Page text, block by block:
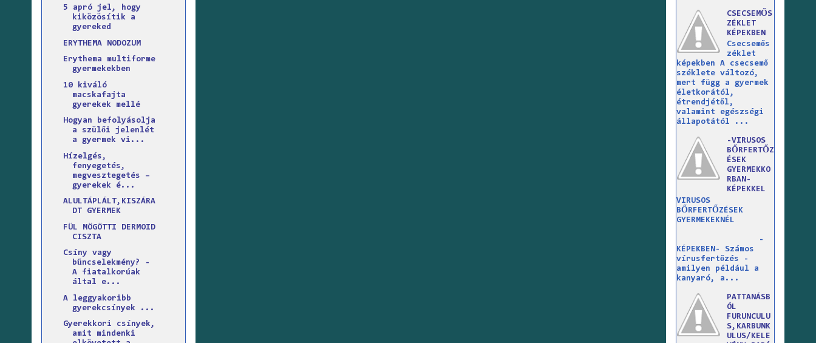
5 apró jel, hogy
kiközösítik a
gyereked
ERYTHEMA NODOZUM
Erythema multiforme
gyermekekben
10 kiváló
macskafajta
gyerekek mellé
Hogyan befolyásolja
a szülői jelenlét
a gyermek vi...
Hízelgés,
fenyegetés,
megvesztegetés –
gyerekek é...
ALULTÁPLÁLT,KISZÁRA
DT GYERMEK
FÜL MÖGÖTTI DERMOID
CISZTA
Csíny vagy
bűncselekmény? -
A fiatalkorúak
által e...
A leggyakoribb
gyerekcsínyek ...
Gyerekkori csínyek,
amit mindenki
CSECSEMŐS
ZÉKLET
KÉPEKBEN
Csecsemős
zéklet
képekben A csecsemő
széklete változó,
mert függ a gyermek
életkorától,
étrendjétől,
valamint egészségi
állapotától ...
-VIRUSOS
BŐRFERTŐZ
ÉSEK
GYERMEKKO
RBAN-
KÉPEKKEL
VIRUSOS
BŐRFERTŐZÉSEK
GYERMEKEKNÉL
-
KÉPEKBEN- Számos
vírusfertőzés -
amilyen például a
kanyaró, a...
PATTANÁSB
ÓL
FURUNCULU
S,KARBUNK
ULUS/KELE